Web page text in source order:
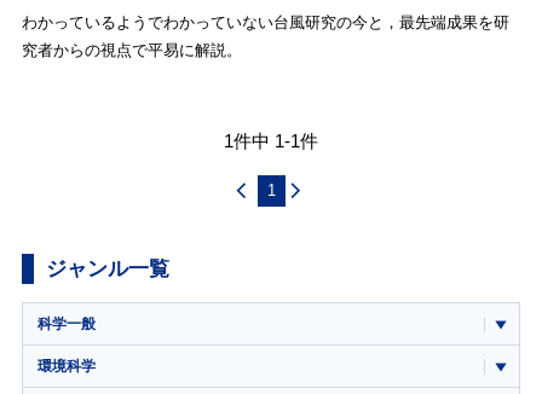
わかっているようでわかっていない台風研究の今と，最先端成果を研
究者からの視点で平易に解説。
1件中 1-1件
1
ジャンル一覧
科学一般
環境科学